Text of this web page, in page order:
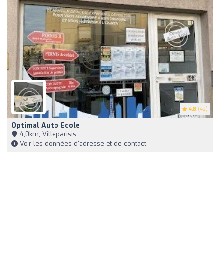
4.8 (42)
Optimal Auto Ecole
4,0km, Villeparisis
Voir les données d'adresse et de contact